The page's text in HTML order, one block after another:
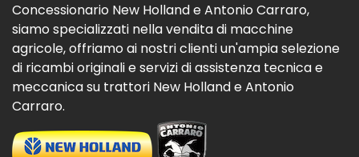
Concessionario New Holland e Antonio Carraro,
siamo specializzati nella vendita di macchine
agricole, offriamo ai nostri clienti un'ampia selezione
di ricambi originali e servizi di assistenza tecnica e
meccanica su trattori New Holland e Antonio
Carraro.